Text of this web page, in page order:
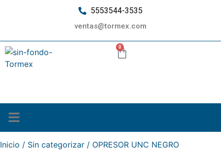
5553544-3535
ventas@tormex.com
0
Inicio / Sin categorizar / OPRESOR UNC NEGRO